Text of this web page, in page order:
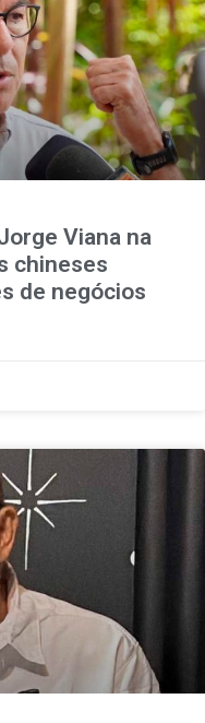
Viana na
chineses
de negócios